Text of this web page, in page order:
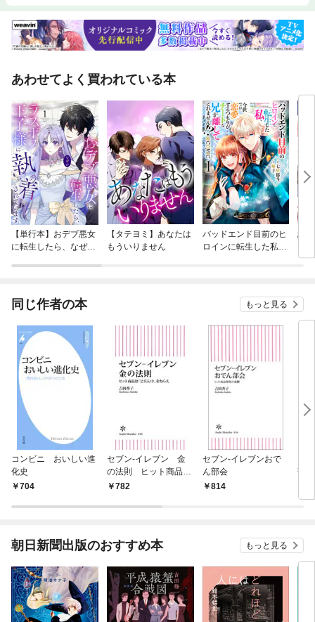
あわせてよく買われている本
【単行本】おデブ悪女
に転生したら、なぜか
【タテヨミ】あなたは
もういりません
バッドエンド目前のヒ
ロインに転生した私、
結
同じ作者の本 もっと見る
コンビニ おいしい進
化史
704
セブン-イレブン 金
の法則 ヒット商品は
「ど真ん中」をねらえ
782
セブン‐イレブンおで
ん部会
814
強
朝日新聞出版のおすすめ本 もっと見る